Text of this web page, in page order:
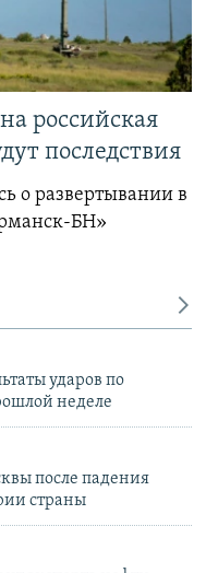
российская
последствия
о развертывании в
БН»
ударов по
неделе
после падения
страны